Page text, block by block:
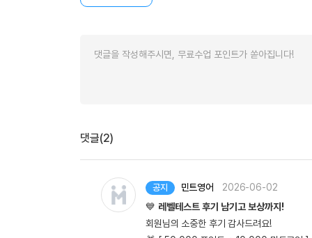
댓글(2)
공지 민트영어
2026-06-02
💙 레벨테스트 후기 남기고 보상까지!
회원님의 소중한 후기 감사드려요!